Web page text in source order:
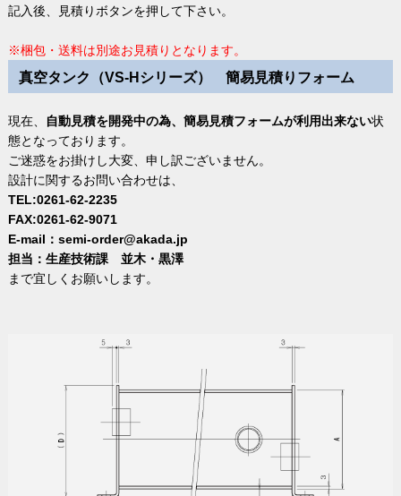
記入後、見積りボタンを押して下さい。
※梱包・送料は別途お見積りとなります。
真空タンク（VS-Hシリーズ） 簡易見積りフォーム
現在、 自動見積を開発中の為、簡易見積フォームが利用出来ない状
態となっております。
ご迷惑をお掛けし大変、申し訳ございません。
設計に関するお問い合わせは、
TEL:0261-62-2235
FAX:0261-62-9071
E-mail：semi-order@akada.jp
担当：生産技術課 並木・黒澤
まで宜しくお願いします。